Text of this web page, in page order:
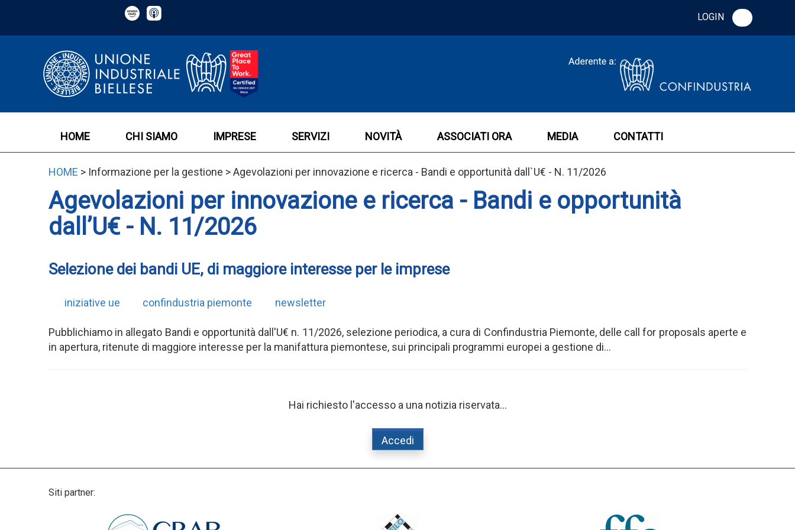
LOGIN
HOME CHI SIAMO IMPRESE SERVIZI NOVITÀ ASSOCIATI ORA MEDIA CONTATTI
HOME > Informazione per la gestione > Agevolazioni per innovazione e ricerca - Bandi e opportunità dall`U€ - N. 11/2026
Agevolazioni per innovazione e ricerca - Bandi e opportunità
dall’U€ - N. 11/2026
Selezione dei bandi UE, di maggiore interesse per le imprese
iniziative ue confindustria piemonte newsletter
Pubblichiamo in allegato Bandi e opportunità dall'U€ n. 11/2026, selezione periodica, a cura di Confindustria Piemonte, delle call for proposals aperte e
in apertura, ritenute di maggiore interesse per la manifattura piemontese, sui principali programmi europei a gestione di...
Hai richiesto l'accesso a una notizia riservata...
Accedi
Siti partner: